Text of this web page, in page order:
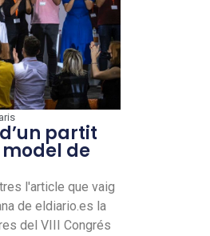
partit
de
l'article que vaig
de eldiario.es la
del VIII Congrés